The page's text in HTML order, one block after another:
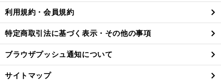
前
利用規約・会員規約
特定商取引法に基づく表示・その他の事項
ブラウザプッシュ通知について
サイトマップ